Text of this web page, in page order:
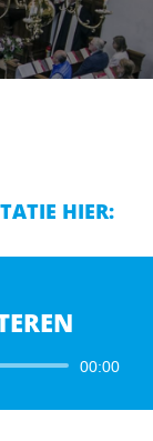
HIER:
00:00